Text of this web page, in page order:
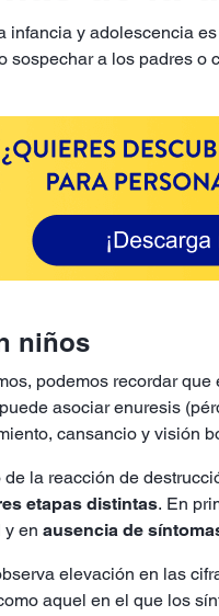
y adolescencia
a los padres o
niños
podemos recordar
asociar enuresis
cansancio y visión
la reacción de
etapas distintas. En
y en ausencia de
elevación en las
aquel en el que los